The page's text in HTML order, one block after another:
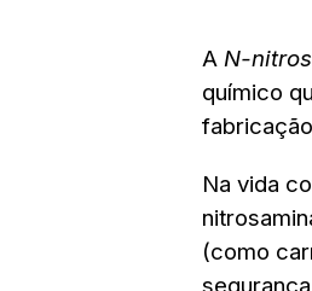
A N-
químico
Na vida
(como